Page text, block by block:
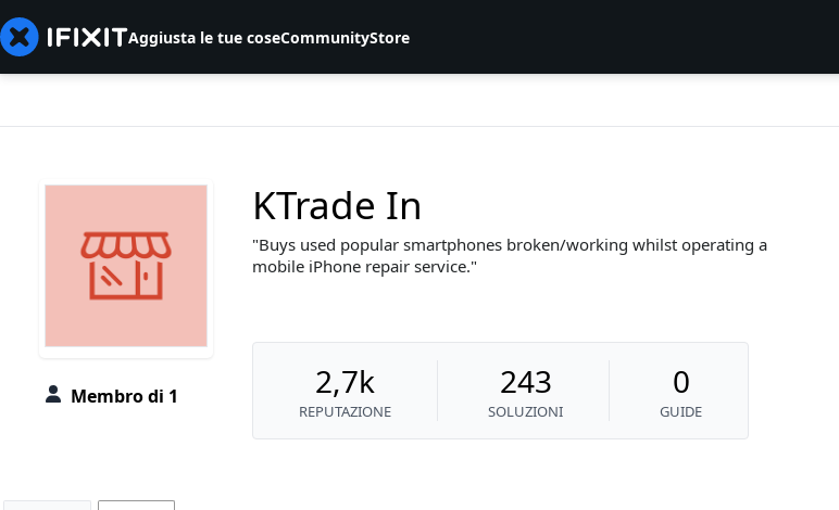
Aggiusta le tue coseCommunityStore
Membro di 1
KTrade In
Buys used popular smartphones broken/working whilst operating a
mobile iPhone repair service.
2,7k
REPUTAZIONE
243
SOLUZIONI
0
GUIDE